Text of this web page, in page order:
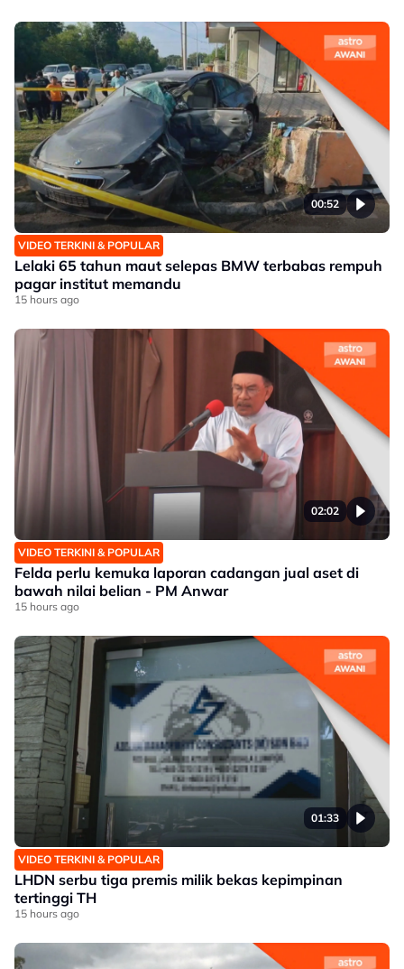
00:52
VIDEO TERKINI & POPULAR
Lelaki 65 tahun maut selepas BMW terbabas rempuh
pagar institut memandu
15 hours ago
02:02
VIDEO TERKINI & POPULAR
Felda perlu kemuka laporan cadangan jual aset di
bawah nilai belian - PM Anwar
15 hours ago
01:33
VIDEO TERKINI & POPULAR
LHDN serbu tiga premis milik bekas kepimpinan
tertinggi TH
15 hours ago